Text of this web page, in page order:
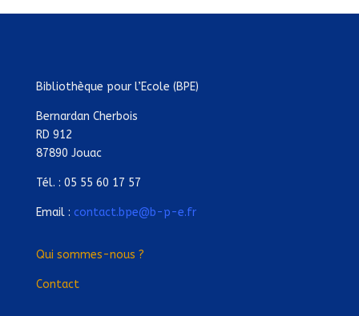
Bibliothèque pour l’Ecole (BPE)
Bernardan Cherbois
RD 912
87890 Jouac
Tél. : 05 55 60 17 57
Email : contact.bpe@b-p-e.fr
Qui sommes-nous ?
Contact